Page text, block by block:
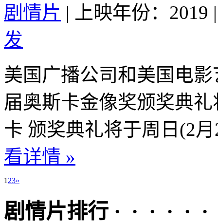
剧情片 | 上映年份：2019 |
发
美国广播公司和美国电
届奥斯卡金像奖颁奖典
卡 颁奖典礼将于周日(2
看详情 »
1 23»
剧情片排行 · · · · · ·